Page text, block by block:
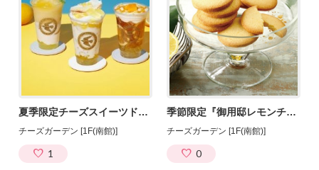
夏季限定チーズスイーツドリンク『Lemon Drinks』登場！
チーズガーデン [1F(南館)]
1
季節限定『御用邸レモンチーズクッキー』6/10発売！
チーズガーデン [1F(南館)]
0